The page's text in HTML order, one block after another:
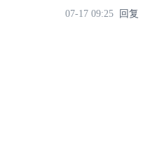
07-17 09:25 回复